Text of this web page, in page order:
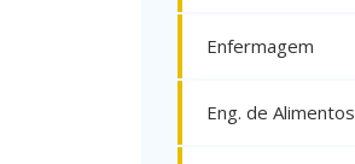
Enfermagem
Eng. de Alimentos